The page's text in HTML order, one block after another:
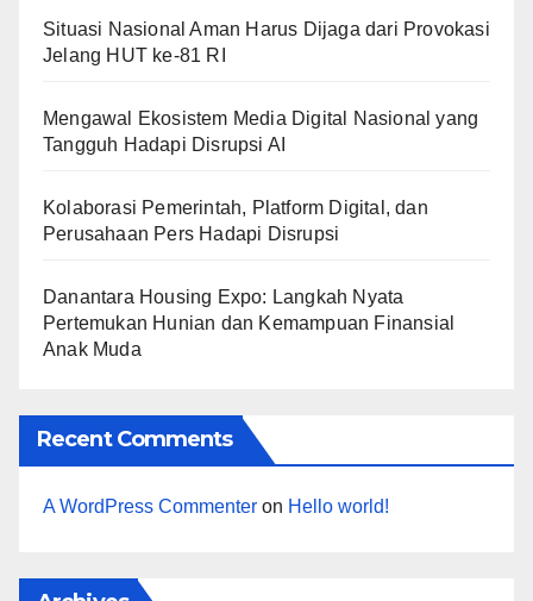
Situasi Nasional Aman Harus Dijaga dari Provokasi
Jelang HUT ke-81 RI
Mengawal Ekosistem Media Digital Nasional yang
Tangguh Hadapi Disrupsi AI
Kolaborasi Pemerintah, Platform Digital, dan
Perusahaan Pers Hadapi Disrupsi
Danantara Housing Expo: Langkah Nyata
Pertemukan Hunian dan Kemampuan Finansial
Anak Muda
Recent Comments
A WordPress Commenter on Hello world!